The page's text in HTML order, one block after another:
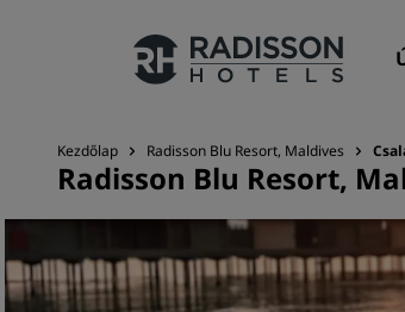
Márkáink
Radisson Hotels-márkák
Kezdőlap Radisson Blu Resort, Maldives
Radisson Blu Resort,